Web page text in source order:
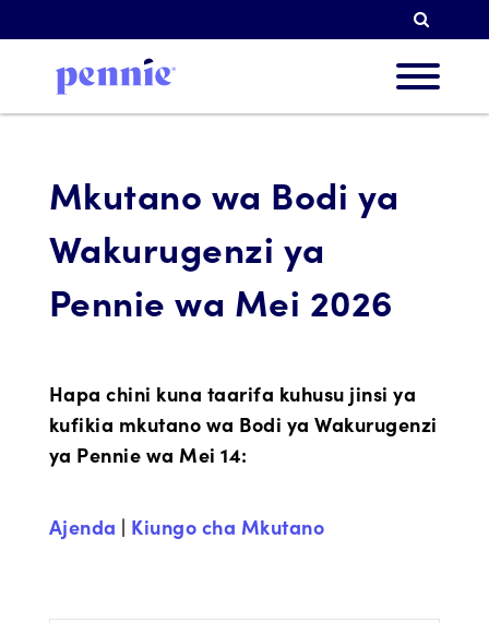
Mkutano wa Bodi ya
Wakurugenzi ya
Pennie wa Mei 2026
Hapa chini kuna taarifa kuhusu jinsi ya
kufikia mkutano wa Bodi ya Wakurugenzi
ya Pennie wa Mei 14:
Ajenda | Kiungo cha Mkutano